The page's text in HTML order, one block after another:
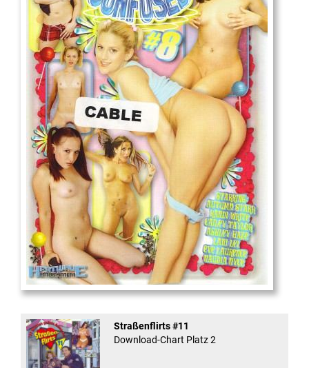
And Confused #8 - ...
Straßenflirts #11
Download-Chart Platz 2